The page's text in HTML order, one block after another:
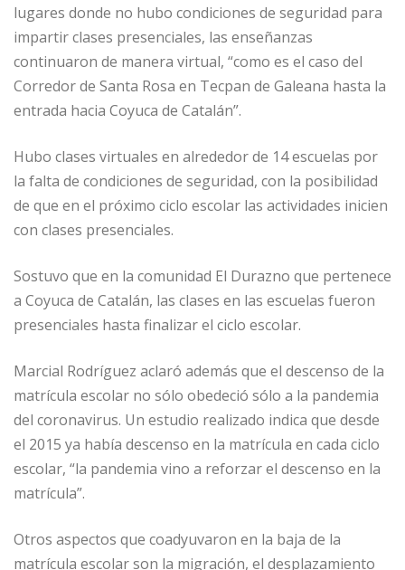
lugares donde no hubo condiciones de seguridad para
impartir clases presenciales, las enseñanzas
continuaron de manera virtual, “como es el caso del
Corredor de Santa Rosa en Tecpan de Galeana hasta la
entrada hacia Coyuca de Catalán”.
Hubo clases virtuales en alrededor de 14 escuelas por
la falta de condiciones de seguridad, con la posibilidad
de que en el próximo ciclo escolar las actividades inicien
con clases presenciales.
Sostuvo que en la comunidad El Durazno que pertenece
a Coyuca de Catalán, las clases en las escuelas fueron
presenciales hasta finalizar el ciclo escolar.
Marcial Rodríguez aclaró además que el descenso de la
matrícula escolar no sólo obedeció sólo a la pandemia
del coronavirus. Un estudio realizado indica que desde
el 2015 ya había descenso en la matrícula en cada ciclo
escolar, “la pandemia vino a reforzar el descenso en la
matrícula”.
Otros aspectos que coadyuvaron en la baja de la
matrícula escolar son la migración, el desplazamiento